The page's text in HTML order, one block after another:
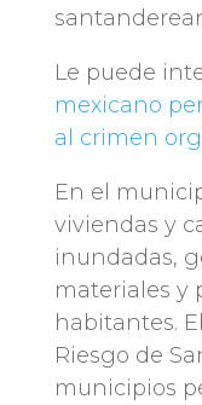
Le puede
mexicano
al crimen
En el
viviendas y
inundadas,
materiales y
habitantes.
Riesgo de
municipios